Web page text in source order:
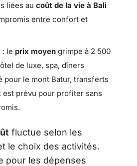
liées au coût de la vie à Bali
entre confort et
: le prix moyen grimpe à 2 500
de luxe, spa, dîners
pour le mont Batur, transferts
est prévu pour profiter sans
fluctue selon les
le choix des activités.
pour les dépenses